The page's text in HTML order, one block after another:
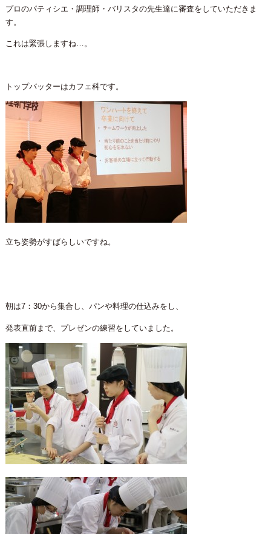
プロのパティシエ・調理師・バリスタの先生達に審査をしていただきま
す。
これは緊張しますね…。
トップバッターはカフェ科です。
立ち姿勢がすばらしいですね。
朝は7：30から集合し、パンや料理の仕込みをし、
発表直前まで、プレゼンの練習をしていました。